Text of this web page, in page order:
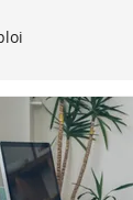
sur le Grill